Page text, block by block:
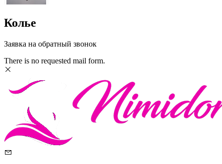
Колье
Заявка на обратный звонок
There is no requested mail form.